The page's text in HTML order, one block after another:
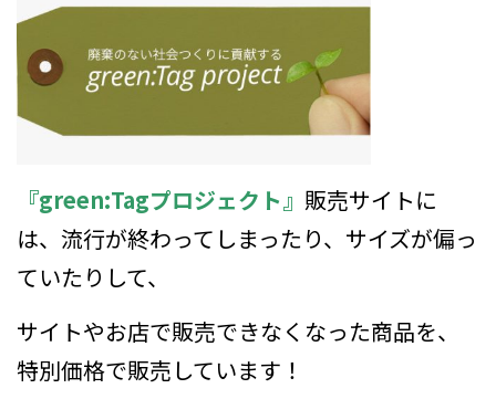
『green:Tagプロジェクト』 販売サイトに
は、流行が終わってしまったり、サイズが偏っ
ていたりして、
サイトやお店で販売できなくなった商品を、
特別価格で販売しています！